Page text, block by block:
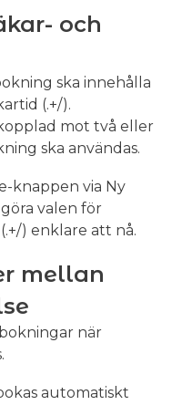
och
ska innehålla
(.+/).
mot två eller
ska användas.
knappen via Ny
valen för
) enklare att nå.
mellan
när
automatiskt